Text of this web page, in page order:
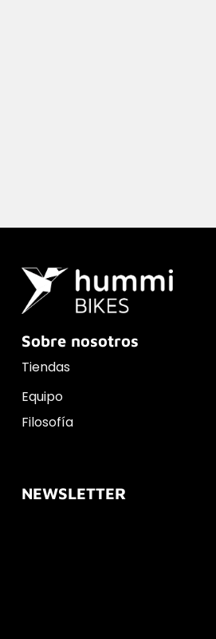
Sobre nosotros
Tiendas
Equipo
Filosofía
NEWSLETTER